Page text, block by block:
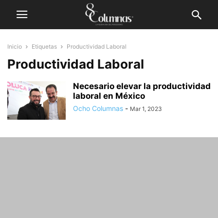
Inicio Etiquetas Productividad Laboral
Productividad Laboral
Necesario elevar la productividad
laboral en México
Ocho Columnas - Mar 1, 2023